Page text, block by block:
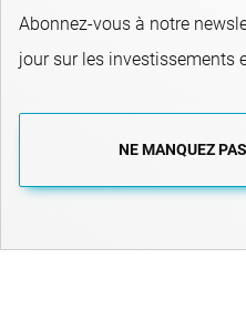
Abonnez-vous à notre
jour sur les investissements
NE MANQUEZ